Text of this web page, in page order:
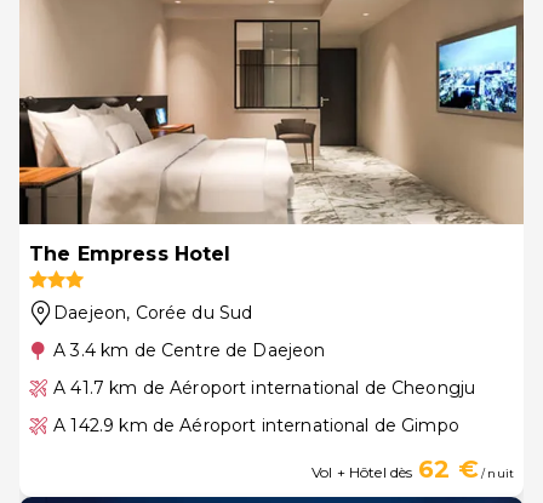
The Empress Hotel
Daejeon, Corée du Sud
A 3.4 km de Centre de Daejeon
A 41.7 km de Aéroport international de Cheongju
A 142.9 km de Aéroport international de Gimpo
Vol + Hôtel dès 62 €/ nuit